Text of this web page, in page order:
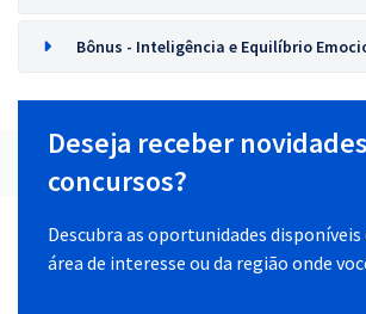
Bônus - Inteligência e Equilíbrio
Deseja receber
concursos?
Descubra as oportunidades disponíveis
área de interesse ou da região onde